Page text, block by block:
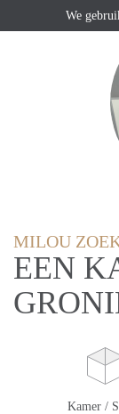
MILOU
EEN
Kamer /
We